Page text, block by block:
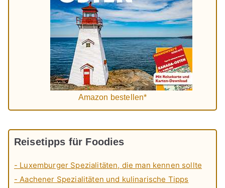
Amazon bestellen*
Reisetipps für Foodies
- Luxemburger Spezialitäten, die man kennen sollte
- Aachener Spezialitäten und kulinarische Tipps